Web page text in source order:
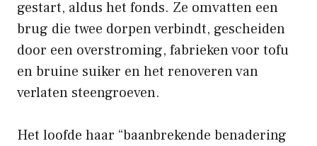
gestart, aldus het fonds. Ze omvatten een
brug die twee dorpen verbindt, gescheiden
door een overstroming, fabrieken voor tofu
en bruine suiker en het renoveren van
verlaten steengroeven.
Het loofde haar “baanbrekende benadering